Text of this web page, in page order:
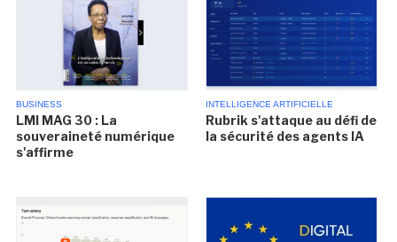
BUSINESS
LMI MAG 30 : La
souveraineté numérique
s'affirme
INTELLIGENCE ARTIFICIELLE
Rubrik s'attaque au défi de
la sécurité des agents IA